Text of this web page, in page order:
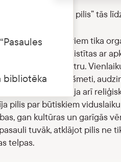
bibliotēka
“Livonijas pilis” tās
centri, no kuriem tika
Tās bija cieši saistītas ar
centru.
darināti priekšmeti,
un tās bija arī
pilis par būtiskiem
gan kultūras un garīgās
tuvāk, atklājot pilis ne
telpas.